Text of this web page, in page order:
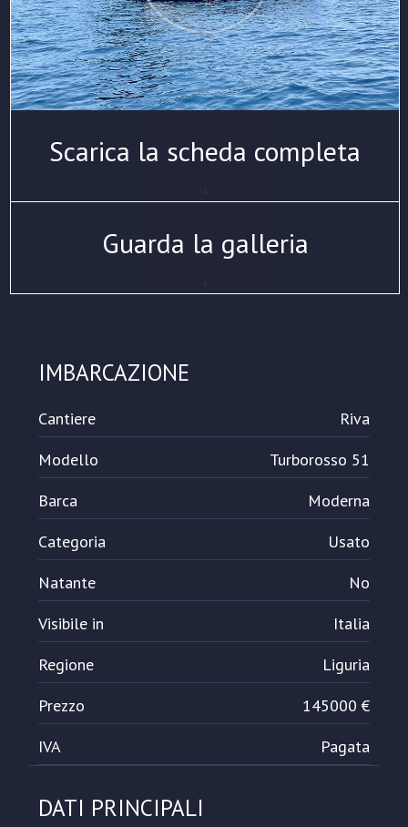
Scarica la scheda completa
Guarda la galleria
IMBARCAZIONE
Cantiere
Riva
Modello
Turborosso 51
Barca
Moderna
Categoria
Usato
Natante
No
Visibile in
Italia
Regione
Liguria
Prezzo
145000 €
IVA
Pagata
DATI PRINCIPALI